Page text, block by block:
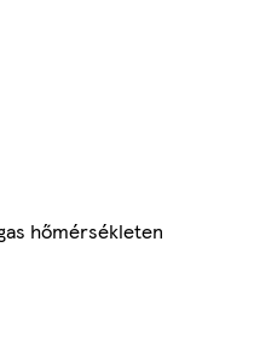
hőmérsékleten